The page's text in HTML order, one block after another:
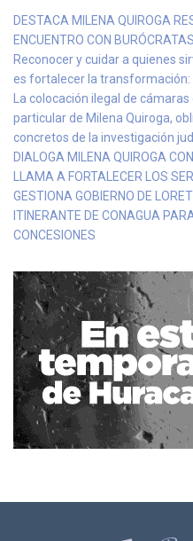
DESTACA MILENA QUIROGA
ENCUENTRO CON
Reconocer y cuidar a quienes
es fortalecer la transformación:
La colocación ilegal de
particular de Milena Quiroga,
concretos de la investigación
DIALOGA MILENA QUIROGA
LLAMA A FORTALECER LOS
GESTIONA GOBIERNO DE
ITINERANTE DE CONAGUA
CONCESIONES